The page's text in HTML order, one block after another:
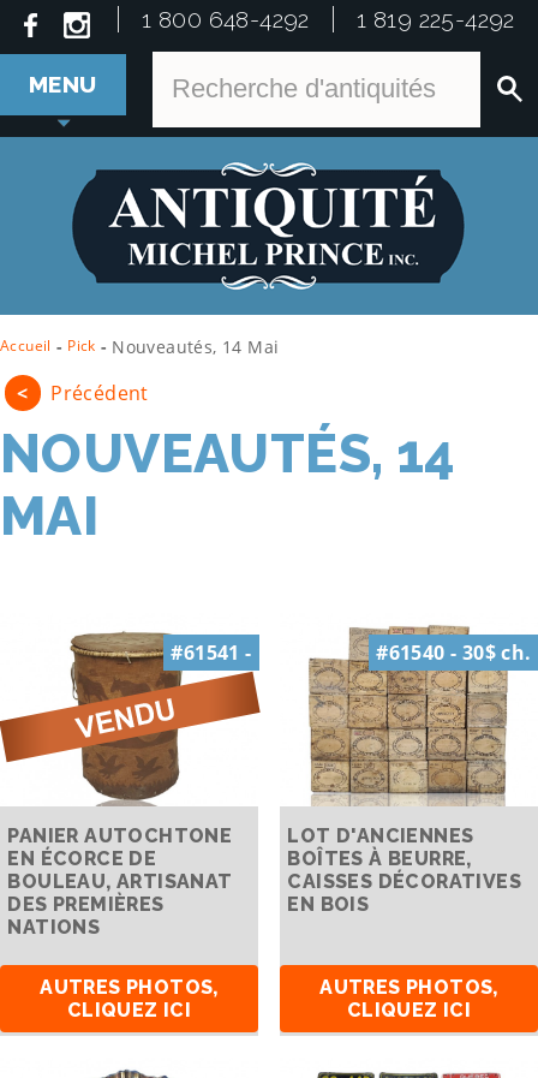
1 800 648-4292 1 819 225-4292
MENU
Accueil - Pick - Nouveautés, 14 Mai
< Précédent
NOUVEAUTÉS, 14
MAI
#61541 -
PANIER AUTOCHTONE
EN ÉCORCE DE
BOULEAU, ARTISANAT
DES PREMIÈRES
NATIONS
AUTRES PHOTOS,
CLIQUEZ ICI
#61540 - 30$ ch.
LOT D'ANCIENNES
BOÎTES À BEURRE,
CAISSES DÉCORATIVES
EN BOIS
AUTRES PHOTOS,
CLIQUEZ ICI